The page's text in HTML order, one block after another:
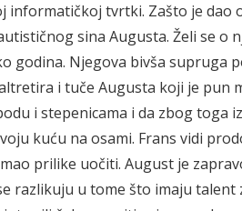
informatičkoj tvrtki. Zašto je dao
sina Augusta. Želi se
godina. Njegova bivša supruga
i tuče Augusta koji je pun
i stepenicama i da zbog toga
kuću na osami. Frans vidi
prilike uočiti. August je
razlikuju u tome što imaju